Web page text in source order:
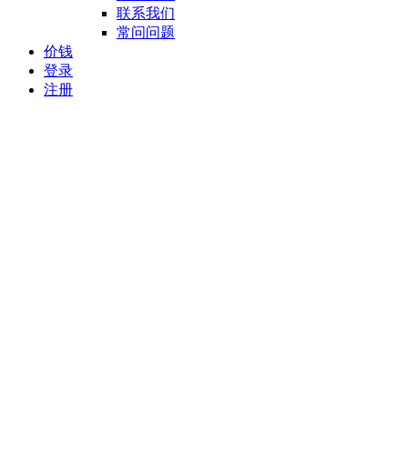
联系我们
常问问题
价钱
登录
注册